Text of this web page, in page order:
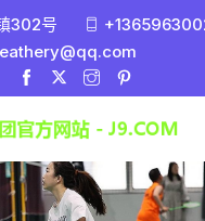
302号